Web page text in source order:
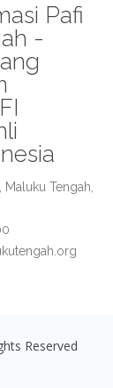
Pafi
-
Tengah,
Reserved